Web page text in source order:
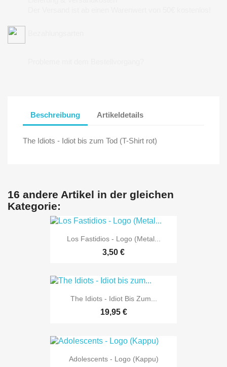
Beschreibung Artikeldetails
The Idiots - Idiot bis zum Tod (T-Shirt rot)
16 andere Artikel in der gleichen
Kategorie:
Los Fastidios - Logo (Metal...
3,50 €
The Idiots - Idiot Bis Zum...
19,95 €
Adolescents - Logo (Kappu)